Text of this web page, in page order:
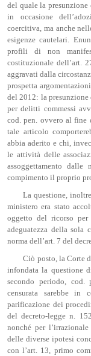
del quale la presunzione
in occasione
coercitiva, ma anche
esigenze cautelari.
profili di non
costituzionale dell’art.
aggravati dalla
prospetta
del 2012: la presunzione
per delitti commessi
cod. pen. ovvero al fine
tale articolo
abbia aderito e chi,
le attività delle
assoggettamento dalle
compimento il proprio
La questione,
ministero era stato
oggetto del ricorso per
adeguatezza della sola
norma dell’art. 7 del
Ciò posto, la Corte
infondata la questione
secondo periodo,
censurata sarebbe in
parificazione dei
del decreto-legge n.
nonché per
delle diverse ipotesi
con l’art. 13, primo